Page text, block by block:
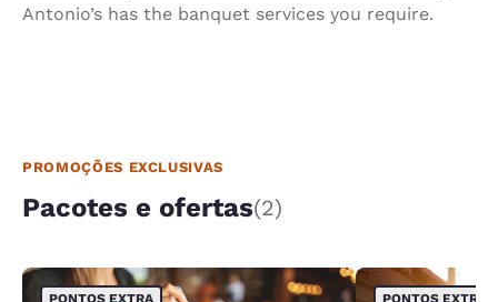
Antonio’s has the banquet services you require.
PROMOÇÕES EXCLUSIVAS
Pacotes e ofertas(2)